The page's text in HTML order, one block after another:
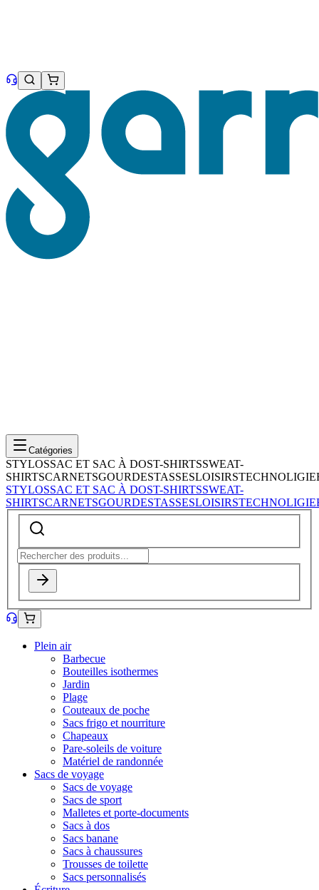
Catégories
STYLOSSAC ET SAC À DOST-SHIRTSSWEAT-
SHIRTSCARNETSGOURDESTASSESLOISIRSTECHNOLIGIE
STYLOSSAC ET SAC À DOST-SHIRTSSWEAT-
SHIRTSCARNETSGOURDESTASSESLOISIRSTECHNOLIGIE
Plein air
Barbecue
Bouteilles isothermes
Jardin
Plage
Couteaux de poche
Sacs frigo et nourriture
Chapeaux
Pare-soleils de voiture
Matériel de randonnée
Sacs de voyage
Sacs de voyage
Sacs de sport
Malletes et porte-documents
Sacs à dos
Sacs banane
Sacs à chaussures
Trousses de toilette
Sacs personnalisés